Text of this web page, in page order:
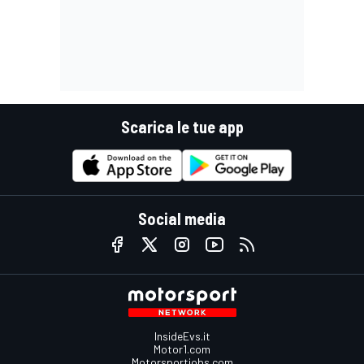
Scarica le tue app
Social media
InsideEvs.it
Motor1.com